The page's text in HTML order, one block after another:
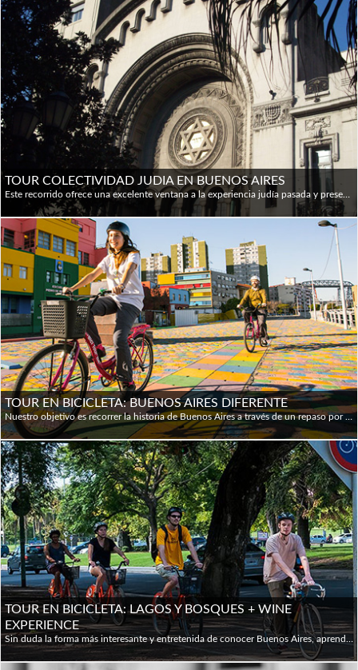
TOUR COLECTIVIDAD JUDIA EN BUENOS AIRES
TOUR EN BICICLETA: BUENOS AIRES DIFERENTE
Nuestro objetivo es recorrer la historia de Buenos Aires a través de un repaso por sus acontecimientos más relevantes. Esta experiencia está pensada para quienes quieran conocer los puntos más destacados, sus barrios históricos y comerciales, y entender cómo creció esta gran metrópolis desde sus orígenes. Los puntos clave que recorreremos son: Plaza San Martín (nuestro punto de encuentro donde nos probamos los cascos, ajustamos las bicis y recordamos el valor histórico de este lugar, clave en la liberación de América), Monumento a los Caídos en Malvinas y Torre Monumental (charlaremos sobre el conflicto de Malvinas y la historia de la torre obsequiada por el Reino Unido), Puerto Madero y Puente de la Mujer (pedalearemos por el barrio más moderno donde aprenderemos cómo sus antiguos diques se transformaron en lofts y restaurantes, deteniéndonos frente al famoso Puente de la Mujer), Reserva Ecológica Costanera Sur (realizaremos una parada de 10 minutos en esta área protegida para conectar con la flora y fauna originaria de la costa; lunes y días post-tormenta cerrado), La Boca y Caminito (viajaremos en el tiempo hasta el barrio portuario que acunó al tango y a la gran ola inmigratoria; aquí tendremos entre 25 y 35 minutos para caminar por la famosa calle Caminito y luego pasaremos por el emblemático estadio de Boca Juniors), Parque Lezama y San Telmo (cruzaremos el primer barrio residencial de la ciudad, lleno de patrimonio, mitos y leyendas coloniales) y finalmente Plaza de Mayo (nuestra última parada es la plaza más importante del país, donde observaremos la Casa Rosada, el Cabildo y la Catedral mientras repasamos los hechos políticos que marcaron la historia argentina). Al finalizar, regresamos juntos al punto de partida.
TOUR EN BICICLETA: LAGOS Y BOSQUES + WINE
EXPERIENCE
Sin duda la forma más interesante y entretenida de conocer Buenos Aires, aprendiendo su historia y haciendo nuevos amigos mientras se disfruta de una memorable experiencia en nuestra ciudad, recorriendo en su mayoría senderos apropiados para bicicleta, evitando el tráfico siempre que sea posible y sin ser nada estresantes. Una escapada en bicicleta a uno de los más bellos lugares cercanos a la ciudad. El tour visita los Antiguos Docks de Puerto Madero, la Facultad de Derecho, el monumento Floralis Generica, Palermo Chico, Bosques y Lagos de Palermo con el Rosedal, el Estadio de River Plate, los Barrios Chino y de Belgrano, Palermo Hollywood y la Casa de Jorge Luis Borges. Al finalizar el tour disfrutaremos de una copa de vino acompañada de una tabla de quesos y fiambres.